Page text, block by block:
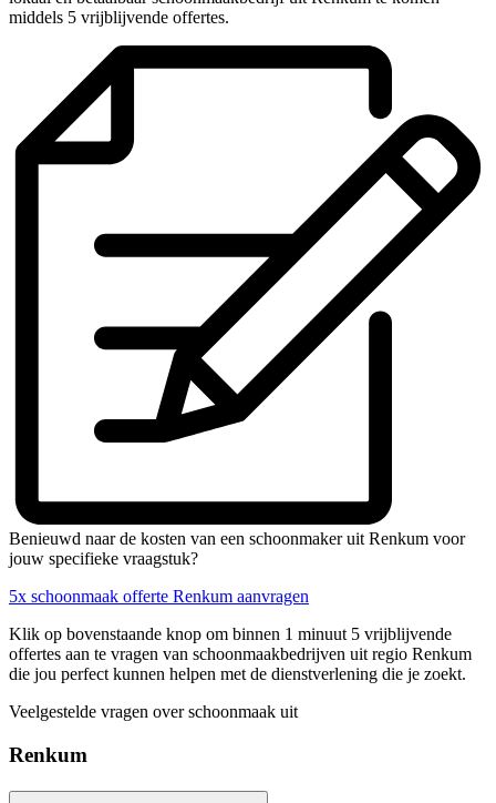
middels 5 vrijblijvende offertes.
Benieuwd naar de kosten van een schoonmaker uit Renkum voor
jouw specifieke vraagstuk?
5x schoonmaak offerte Renkum aanvragen
Klik op bovenstaande knop om binnen 1 minuut 5 vrijblijvende
offertes aan te vragen van schoonmaakbedrijven uit regio Renkum
die jou perfect kunnen helpen met de dienstverlening die je zoekt.
Veelgestelde vragen over schoonmaak uit
Renkum